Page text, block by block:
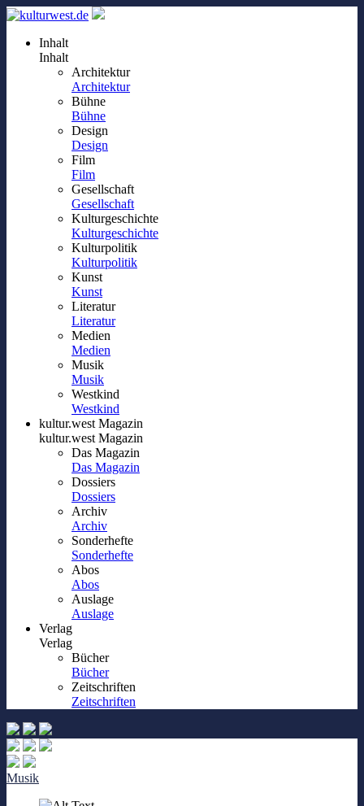
Inhalt
Inhalt
Architektur
Architektur
Bühne
Bühne
Design
Design
Film
Film
Gesellschaft
Gesellschaft
Kulturgeschichte
Kulturgeschichte
Kulturpolitik
Kulturpolitik
Kunst
Kunst
Literatur
Literatur
Medien
Medien
Musik
Musik
Westkind
Westkind
kultur.west Magazin
kultur.west Magazin
Das Magazin
Das Magazin
Dossiers
Dossiers
Archiv
Archiv
Sonderhefte
Sonderhefte
Abos
Abos
Auslage
Auslage
Verlag
Verlag
Bücher
Bücher
Zeitschriften
Zeitschriften
Musik